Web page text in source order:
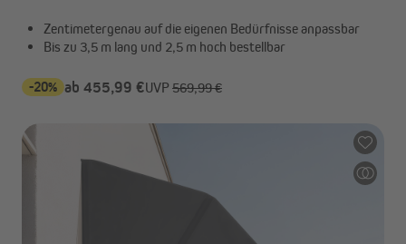
Zentimetergenau auf die eigenen Bedürfnisse anpassbar
Bis zu 3,5 m lang und 2,5 m hoch bestellbar
-20% ab 455,99 €UVP 569,99 €